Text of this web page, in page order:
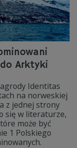
Arktyki
Identitas
na norweskiej
z jednej strony
się w literaturze,
może być
1 Polskiego